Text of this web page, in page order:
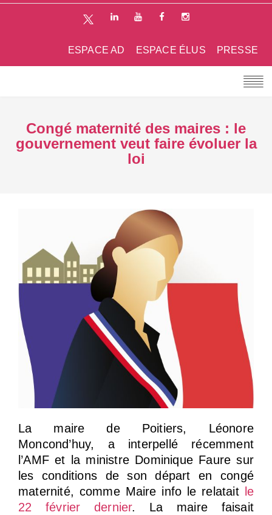
PRESSE
ESPACE ÉLUS
ESPACE AD
Congé maternité des maires : le
gouvernement veut faire évoluer la
loi
La maire de Poitiers, Léonore
Moncond’huy, a interpellé récemment
l’AMF et la ministre Dominique Faure sur
les conditions de son départ en congé
maternité, comme Maire info le relatait le
22 février dernier. La maire faisait